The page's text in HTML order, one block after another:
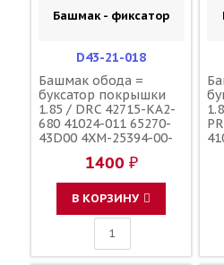
Башмак - фиксатор
D43-21-018
Башмак обода =
буксатор покрышки
1.85 / DRC 42715-KA2-
680 41024-011 65270-
43D00 4XM-25394-00-
1400 ₽
В КОРЗИНУ